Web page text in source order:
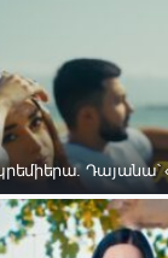
Դայանա՝